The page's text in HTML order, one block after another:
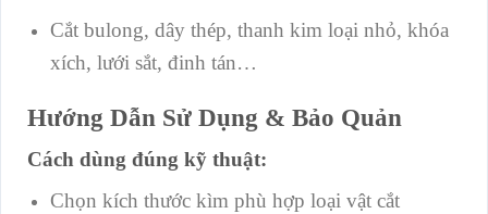
Cắt bulong, dây thép, thanh kim loại nhỏ, khóa
xích, lưới sắt, đinh tán…
Hướng Dẫn Sử Dụng & Bảo Quản
Cách dùng đúng kỹ thuật:
Chọn kích thước kìm phù hợp loại vật cắt